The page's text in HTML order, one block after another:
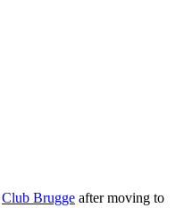
Club Brugge after moving to